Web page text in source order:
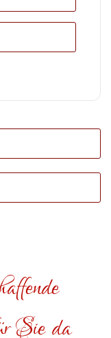
Sie da